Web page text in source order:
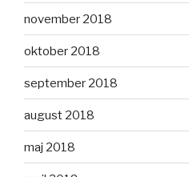
november 2018
oktober 2018
september 2018
august 2018
maj 2018